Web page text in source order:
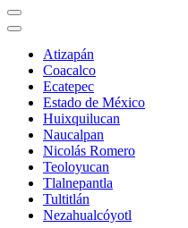
Atizapán
Coacalco
Ecatepec
Estado de México
Huixquilucan
Naucalpan
Nicolás Romero
Teoloyucan
Tlalnepantla
Tultitlán
Nezahualcóyotl